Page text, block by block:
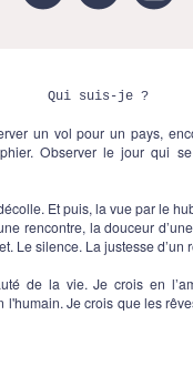
Qui suis-je ?
un vol pour un pays,
Observer le jour qui
Et puis, la vue par le
rencontre, la douceur
Le silence. La justesse d’un
de la vie. Je crois en
l'humain. Je crois que les